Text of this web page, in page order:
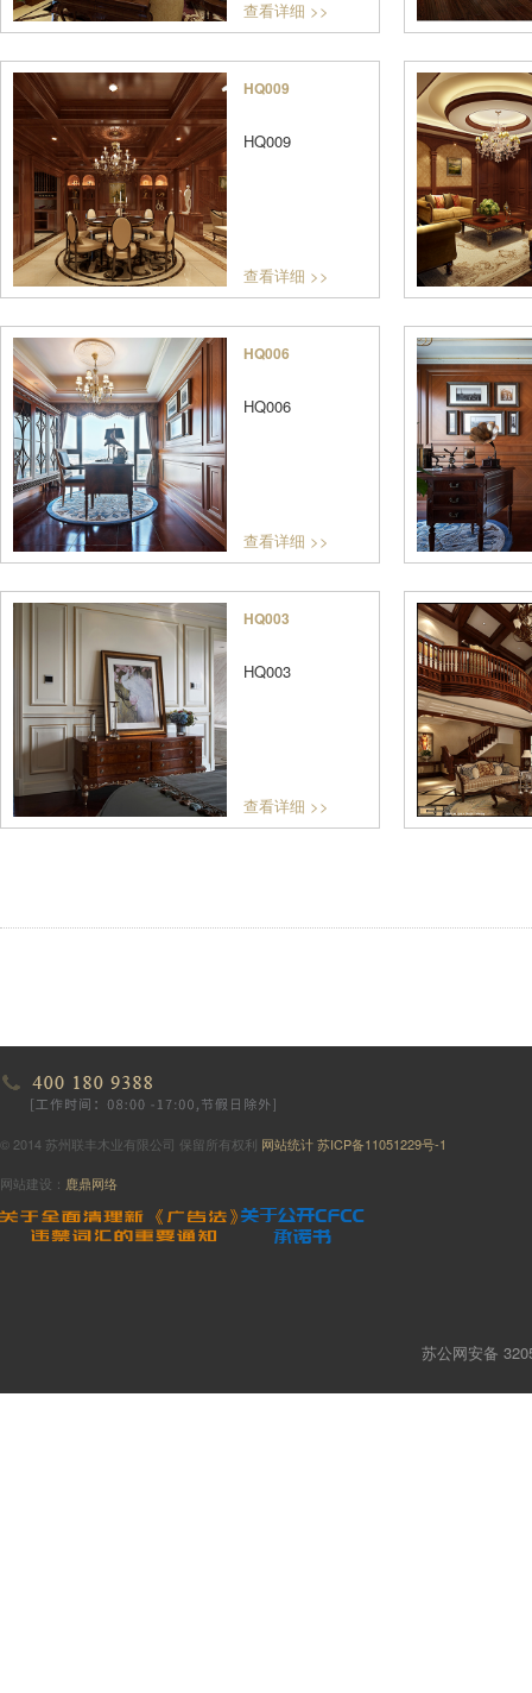
查看详细 >>
查看详细 >>
HQ009
HQ009
查看详细 >>
HQ006
HQ006
查看详细 >>
HQ003
HQ003
© 2014 苏州联丰木业有限公司 保留所有权利 网站统计苏ICP备11051229号-1
网站建设： 鹿鼎网络
苏公网安备